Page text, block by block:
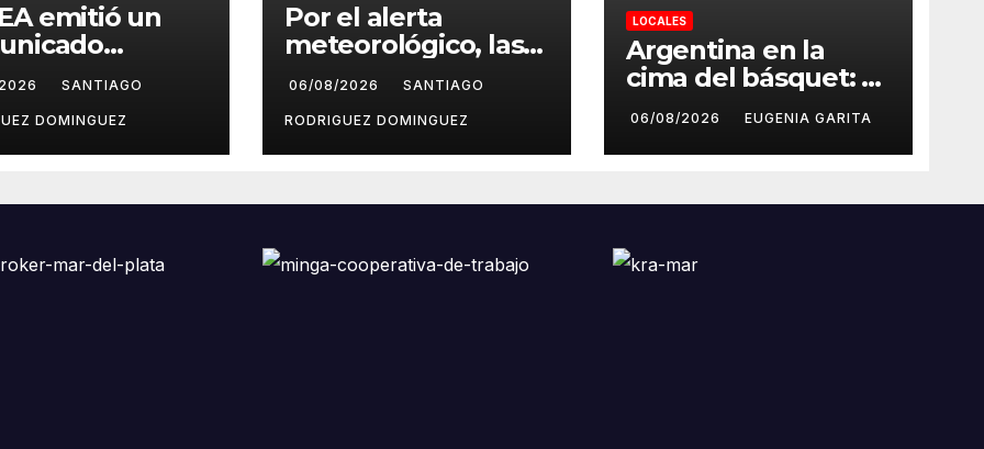
emitió un
las
pseudo
de
en Mar
SANTIAGO
DOMINGUEZ
Por el alerta
meteorológico, las
centrales sindicales
suspendieron la
convocatoria contra
la Ley de Tierras en
06/08/2026 SANTIAGO
RODRIGUEZ DOMINGUEZ
LOCALES
Argentina en la
cima del básquet: el
camino invicto, el
esfuerzo familiar y
la jugada que valió
06/08/2026 EUGENIA GARITA